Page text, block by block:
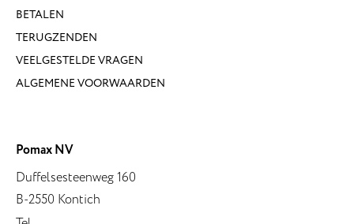
BETALEN
TERUGZENDEN
VEELGESTELDE VRAGEN
ALGEMENE VOORWAARDEN
Pomax NV
Duffelsesteenweg 160
B-2550 Kontich